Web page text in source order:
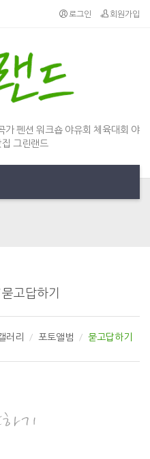
로그인 회원가입
가 펜션 워크숍 야유회 체육대회 야
그린랜드
묻고답하기
러리 포토앨범 묻고답하기